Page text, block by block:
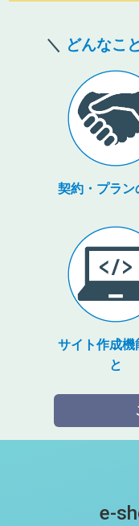
どんなこ
契約・プラン
サイト作成機
と
e-